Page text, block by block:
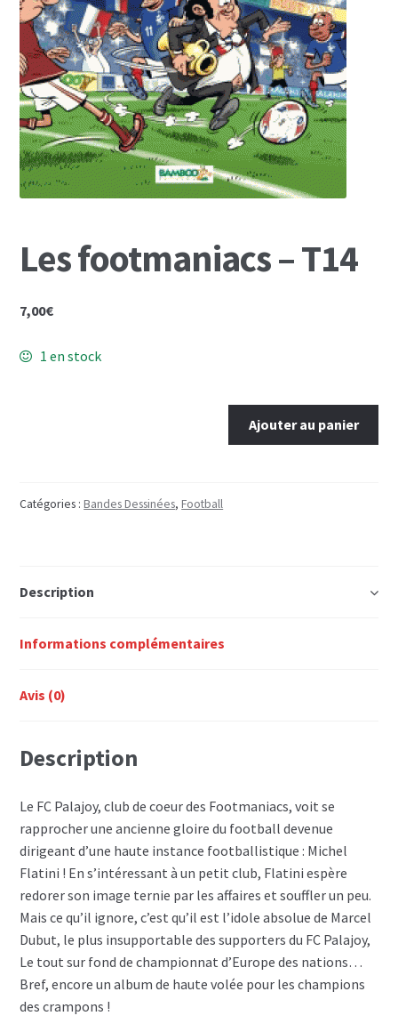
Mon Compte
Panier
Les footmaniacs – T14
7,00€
1 en stock
-
Ajouter au panier
Catégories :Bandes Dessinées,Football
Description
Informations complémentaires
Avis (0)
Description
Le FC Palajoy, club de coeur des Footmaniacs, voit se
rapprocher une ancienne gloire du football devenue
dirigeant d’une haute instance footballistique : Michel
Flatini ! En s’intéressant à un petit club, Flatini espère
redorer son image ternie par les affaires et souffler un peu.
Mais ce qu’il ignore, c’est qu’il est l’idole absolue de Marcel
Dubut, le plus insupportable des supporters du FC Palajoy,
Le tout sur fond de championnat d’Europe des nations…
Bref, encore un album de haute volée pour les champions
des crampons !